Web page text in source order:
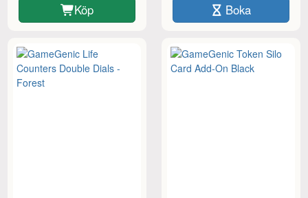
Köp Boka